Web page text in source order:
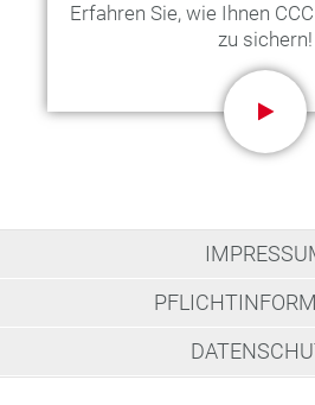
Erfahren Sie, wie Ihnen
zu sichern!